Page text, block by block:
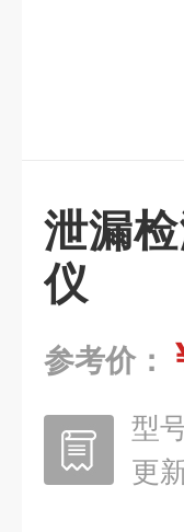
泄漏
仪
参考价：
型
更